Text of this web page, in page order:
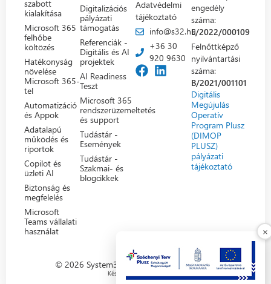
szabott
kialakítása
Microsoft 365
felhőbe
költözés
Hatékonyság
növelése
Microsoft 365-
tel
Automatizáció
és Appok
Adatalapú
működés és
riportok
Copilot és
üzleti AI
Biztonság és
megfelelés
Microsoft
Teams vállalati
használat
Digitalizációs
pályázati
támogatás
Referenciák -
Digitális és AI
projektek
AI Readiness
Teszt
Microsoft 365
rendszerüzemeltetés
és support
Tudástár -
Események
Tudástár -
Szakmai- és
blogcikkek
Adatvédelmi
tájékoztató
info@s32.hu
+36 30
920 9630
engedély
száma:
E/2022/000109
Felnőttképző
nyilvántartási
száma:
B/2021/001101
Digitális
Megújulás
Operatív
Program Plusz
(DIMOP
PLUSZ)
pályázati
tájékoztató
© 2026 System32 • Minden jog fenntartva.
Készítette: Artsolution
×